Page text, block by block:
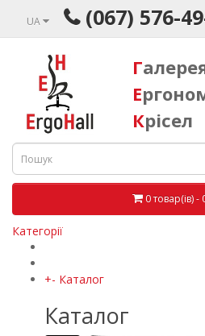
UA (067) 576-
Крісел
0 товар(ів) -
Категорії
+- Каталог
Каталог